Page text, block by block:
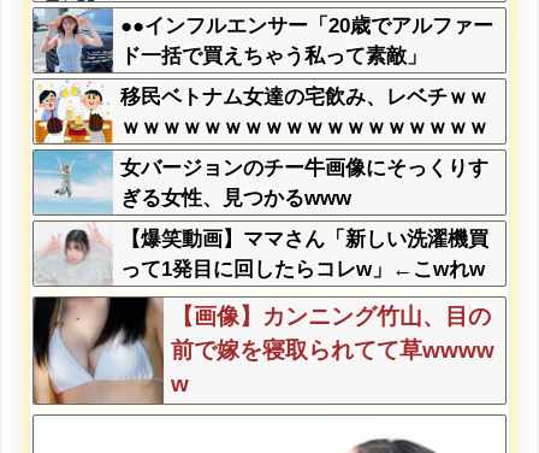
●●インフルエンサー「20歳でアルファー
ド一括で買えちゃう私って素敵」
移民ベトナム女達の宅飲み、レベチｗｗ
ｗｗｗｗｗｗｗｗｗｗｗｗｗｗｗｗｗｗ
ｗｗｗｗ
女バージョンのチー牛画像にそっくりす
ぎる女性、見つかるwww
【爆笑動画】ママさん「新しい洗濯機買
って1発目に回したらコレw」←こwれw
はw w w w w w w w w w
【画像】カンニング竹山、目の
前で嫁を寝取られてて草wwww
w